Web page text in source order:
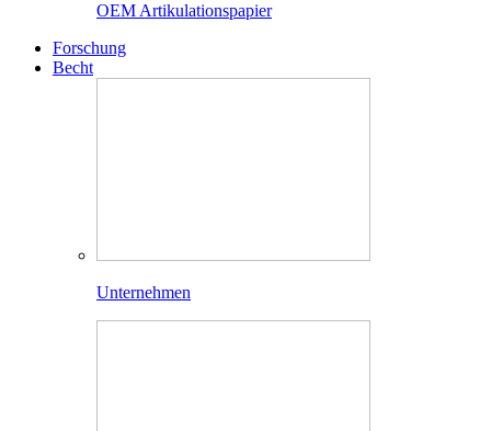
OEM Artikulationspapier
Forschung
Becht
Unternehmen